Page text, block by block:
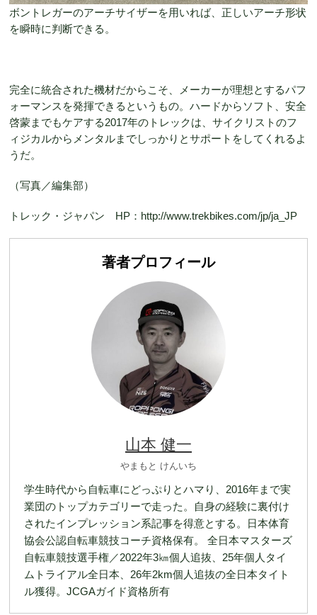
ボントレガーのアーチサイザーを用いれば、正しいアーチ形状
を瞬時に判断できる。
完全に統合された機材だからこそ、メーカーが理想とするパフ
ォーマンスを発揮できるというもの。ハードからソフト、安全
啓蒙までもケアする2017年のトレックは、サイクリストのフ
ィジカルからメンタルまでしっかりとサポートをしてくれるよ
うだ。
（写真／編集部）
トレック・ジャパン HP：http://www.trekbikes.com/jp/ja_JP
著者プロフィール
山本 健一
やまもと けんいち
学生時代から自転車にどっぷりとハマり、2016年まで実
業団のトップカテゴリーで走った。自身の経験に裏付け
されたインプレッション系記事を得意とする。日本体育
協会公認自転車競技コーチ資格保有。 全日本マスターズ
自転車競技選手権／2022年3㎞個人追抜、25年個人タイ
ムトライアル全日本、26年2km個人追抜の全日本タイト
ル獲得。JCGAガイド資格所有